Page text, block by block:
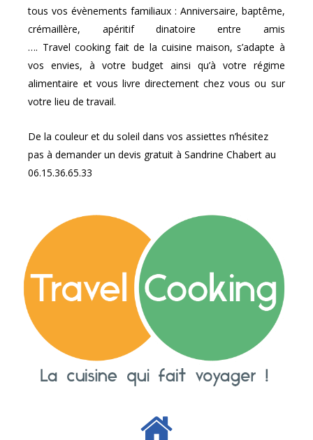
tous vos évènements familiaux : Anniversaire, baptême,
crémaillère, apéritif dinatoire entre amis
…. Travel cookingfait de la cuisine maison, s’adapte à
vos envies, à votre budget ainsi qu’à votre régime
alimentaire et vous livre directement chez vous ou sur
votre lieu de travail.
De la couleur et du soleil dans vos assiettes n’hésitez
pas à demander un devis gratuit à Sandrine Chabert au
06.15.36.65.33